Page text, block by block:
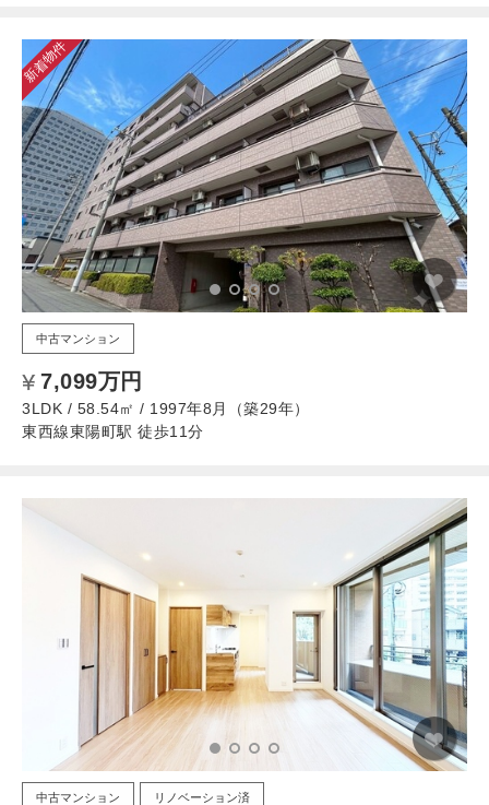
新着物件
中古マンション
7,099万円
3LDK / 58.54㎡ / 1997年8月（築29年）
東西線東陽町駅 徒歩11分
中古マンション リノベーション済